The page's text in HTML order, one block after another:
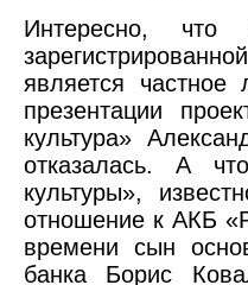
Интересно, что
является
презентации
культура»
отказалась. А
культуры»,
отношение к АКБ
времени сын
банка Борис